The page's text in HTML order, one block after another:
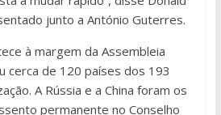
junto a António Guterres.
à margem da Assembleia
cerca de 120 países dos 193
A Rússia e a China foram os
permanente no Conselho